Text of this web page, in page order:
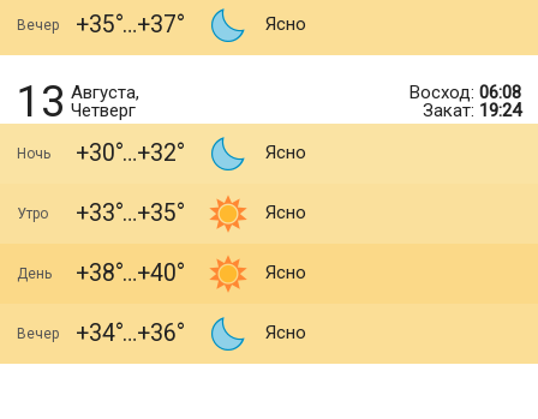
Вечер +35 +37 Ясно
13 Августа,
Четверг
Восход: 06:08
Закат: 19:24
Ночь +30 +32 Ясно
Утро +33 +35 Ясно
День +38 +40 Ясно
Вечер +34 +36 Ясно